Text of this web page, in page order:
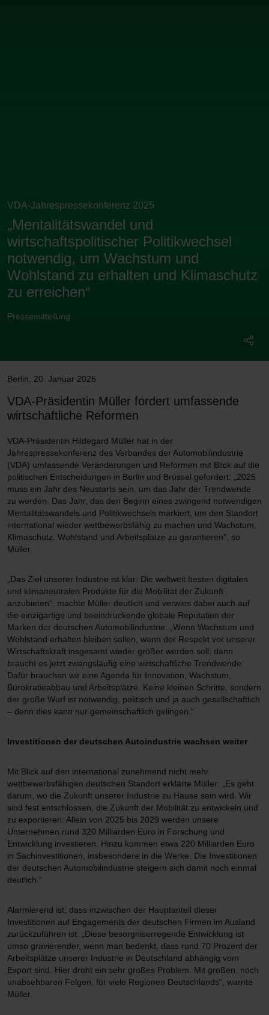
VDA-Jahrespressekonferenz 2025
„Mentalitätswandel und
wirtschaftspolitischer Politikwechsel
notwendig, um Wachstum und
Wohlstand zu erhalten und Klimaschutz
zu erreichen“
Pressemitteilung
Berlin 20. Januar 2025
VDA-Präsidentin Müller fordert umfassende
wirtschaftliche Reformen
VDA-Präsidentin Hildegard Müller hat in der
Jahrespressekonferenz des Verbandes der Automobilindustrie
(VDA) umfassende Veränderungen und Reformen mit Blick auf die
politischen Entscheidungen in Berlin und Brüssel gefordert: „2025
muss ein Jahr des Neustarts sein, um das Jahr der Trendwende
zu werden. Das Jahr, das den Beginn eines zwingend notwendigen
Mentalitätswandels und Politikwechsels markiert, um den Standort
international wieder wettbewerbsfähig zu machen und Wachstum,
Klimaschutz, Wohlstand und Arbeitsplätze zu garantieren", so
Müller.
„Das Ziel unserer Industrie ist klar: Die weltweit besten digitalen
und klimaneutralen Produkte für die Mobilität der Zukunft
anzubieten“, machte Müller deutlich und verwies dabei auch auf
die einzigartige und beeindruckende globale Reputation der
Marken der deutschen Automobilindustrie. „Wenn Wachstum und
Wohlstand erhalten bleiben sollen, wenn der Respekt vor unserer
Wirtschaftskraft insgesamt wieder größer werden soll, dann
braucht es jetzt zwangsläufig eine wirtschaftliche Trendwende:
Dafür brauchen wir eine Agenda für Innovation, Wachstum,
Bürokratieabbau und Arbeitsplätze. Keine kleinen Schritte, sondern
der große Wurf ist notwendig, politisch und ja auch gesellschaftlich
– denn dies kann nur gemeinschaftlich gelingen.“
Investitionen der deutschen Autoindustrie wachsen weiter
Mit Blick auf den international zunehmend nicht mehr
wettbewerbsfähigen deutschen Standort erklärte Müller: „Es geht
darum, wo die Zukunft unserer Industrie zu Hause sein wird. Wir
sind fest entschlossen, die Zukunft der Mobilität zu entwickeln und
zu exportieren: Allein von 2025 bis 2029 werden unsere
Unternehmen rund 320 Milliarden Euro in Forschung und
Entwicklung investieren. Hinzu kommen etwa 220 Milliarden Euro
in Sachinvestitionen, insbesondere in die Werke. Die Investitionen
der deutschen Automobilindustrie steigern sich damit noch einmal
deutlich.“
Alarmierend ist, dass inzwischen der Hauptanteil dieser
Investitionen auf Engagements der deutschen Firmen im Ausland
zurückzuführen ist: „Diese besorgniserregende Entwicklung ist
umso gravierender, wenn man bedenkt, dass rund 70 Prozent der
Arbeitsplätze unserer Industrie in Deutschland abhängig vom
Export sind. Hier droht ein sehr großes Problem. Mit großen, noch
unabsehbaren Folgen, für viele Regionen Deutschlands“, warnte
Müller.